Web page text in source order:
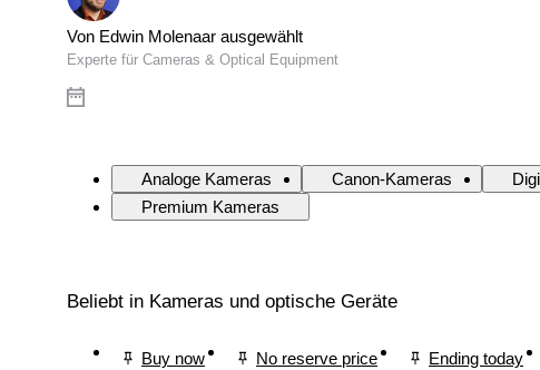
Von Edwin Molenaar ausgewählt
Experte für Cameras & Optical Equipment
Analoge Kameras Canon-Kameras
Premium Kameras
Beliebt in Kameras und optische Geräte
Buy now No reserve price Ending today